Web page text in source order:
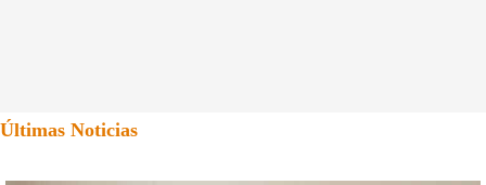
Últimas Noticias